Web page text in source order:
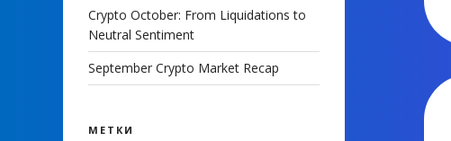
Crypto October: From Liquidations to
Neutral Sentiment
September Crypto Market Recap
МЕТКИ